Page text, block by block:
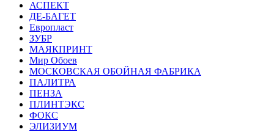
АСПЕКТ
ДЕ-БАГЕТ
Европласт
ЗУБР
МАЯКПРИНТ
Мир Обоев
МОСКОВСКАЯ ОБОЙНАЯ ФАБРИКА
ПАЛИТРА
ПЕНЗА
ПЛИНТЭКС
ФОКС
ЭЛИЗИУМ